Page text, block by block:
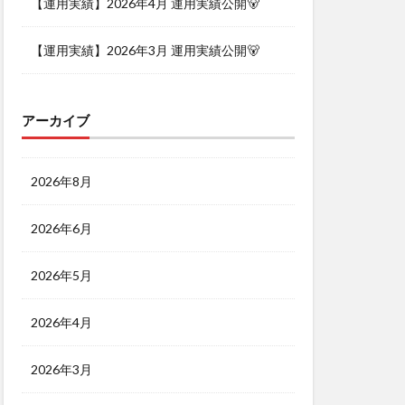
【運用実績】2026年3月 運用実績公開🐻
アーカイブ
2026年8月
2026年6月
2026年5月
2026年4月
2026年3月